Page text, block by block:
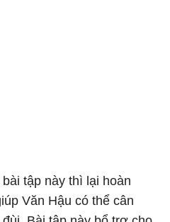
tập này thì lại hoàn
Văn Hậu có thể cân